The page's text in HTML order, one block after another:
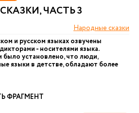
ЧАСТЬ 3
Народные сказки
и русском языках озвучены
- носителями языка.
было установлено, что люди,
языки в детстве, обладают более
ФРАГМЕНТ